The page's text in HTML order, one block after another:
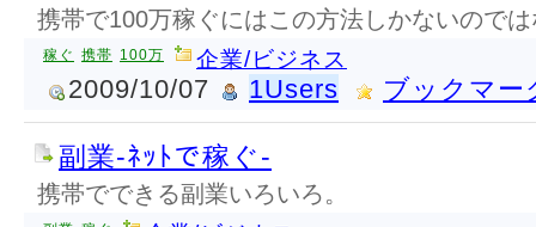
携帯で100万稼ぐにはこの方法しかないので
稼ぐ 携帯 100万 企業/ビジネス
2009/10/07 1Users ブックマー
副業-ﾈｯﾄで稼ぐ-
携帯でできる副業いろいろ。